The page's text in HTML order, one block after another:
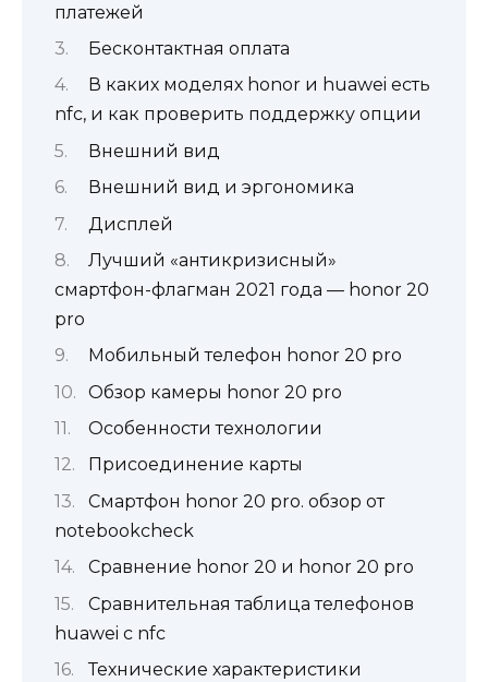
платежей
Бесконтактная оплата
В каких моделях honor и huawei есть
nfc, и как проверить поддержку опции
Внешний вид
Внешний вид и эргономика
Дисплей
Лучший «антикризисный»
смартфон-флагман 2021 года — honor 20
pro
Мобильный телефон honor 20 pro
Обзор камеры honor 20 pro
Особенности технологии
Присоединение карты
Смартфон honor 20 pro. обзор от
notebookcheck
Сравнение honor 20 и honor 20 pro
Сравнительная таблица телефонов
huawei с nfc
Технические характеристики